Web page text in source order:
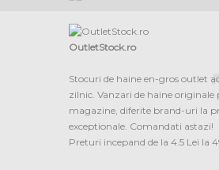
OutletStock.ro
Stocuri de haine en-gros outlet
zilnic. Vanzari de haine originale
magazine, diferite brand-uri la
exceptionale. Comandati astazi!
Preturi incepand de la 4.5 Lei la